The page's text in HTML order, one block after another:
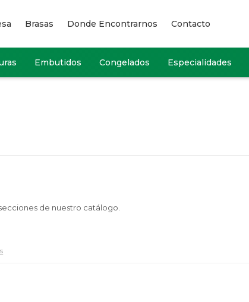
Embutidos Congelados Especialidades
Brasas Donde Encontrarnos Contacto
de nuestro catálogo.